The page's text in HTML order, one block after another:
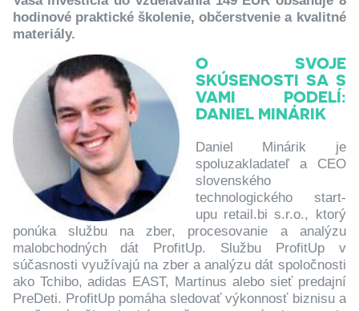
hodinové praktické školenie, občerstvenie a kvalitné
materiály.
O SVOJE
SKÚSENOSTI SA S
VAMI PODELÍ:
DANIEL MINÁRIK
Daniel Minárik je
spoluzakladateľ a CEO
slovenského
technologického start-
upu retail.bi s.r.o., ktorý
ponúka službu na zber, procesovanie a analýzu
malobchodných dát ProfitUp. Službu ProfitUp v
súčasnosti využívajú na zber a analýzu dát spoločnosti
ako Tchibo, adidas EAST, Martinus alebo sieť predajní
PreDeti. ProfitUp pomáha sledovať výkonnosť biznisu a